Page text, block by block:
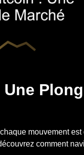
mouvement
comment